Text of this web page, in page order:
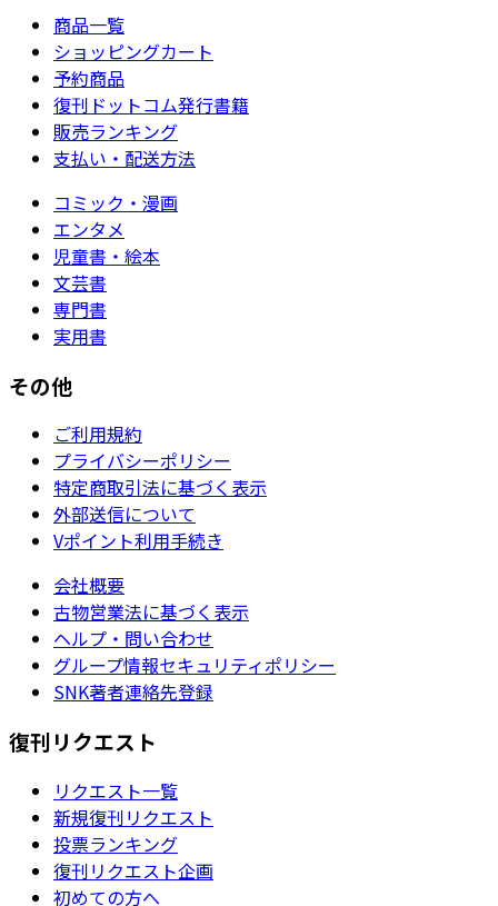
商品一覧
ショッピングカート
予約商品
復刊ドットコム発行書籍
販売ランキング
支払い・配送方法
コミック・漫画
エンタメ
児童書・絵本
文芸書
専門書
実用書
その他
ご利用規約
プライバシーポリシー
特定商取引法に基づく表示
外部送信について
Vポイント利用手続き
会社概要
古物営業法に基づく表示
ヘルプ・問い合わせ
グループ情報セキュリティポリシー
SNK著者連絡先登録
復刊リクエスト
リクエスト一覧
新規復刊リクエスト
投票ランキング
復刊リクエスト企画
初めての方へ